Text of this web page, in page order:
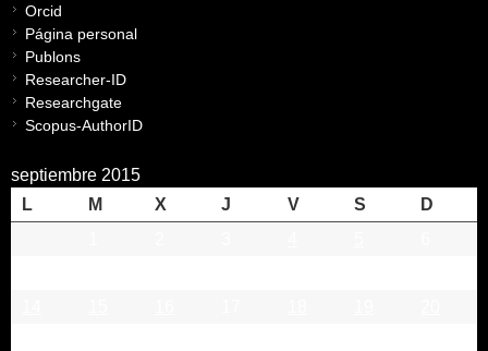
Orcid
Página personal
Publons
Researcher-ID
Researchgate
Scopus-AuthorID
septiembre 2015
L
M X J V S
D